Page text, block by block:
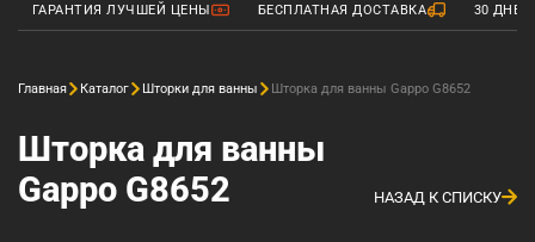
ГАРАНТИЯ ЛУЧШЕЙ ЦЕНЫ БЕСПЛАТНАЯ ДОСТАВКА 30
Главная Каталог Шторки для ванны Шторка для ванны Gappo G8652
Шторка для ванны
Gappo G8652
НАЗАД К СПИСКУ